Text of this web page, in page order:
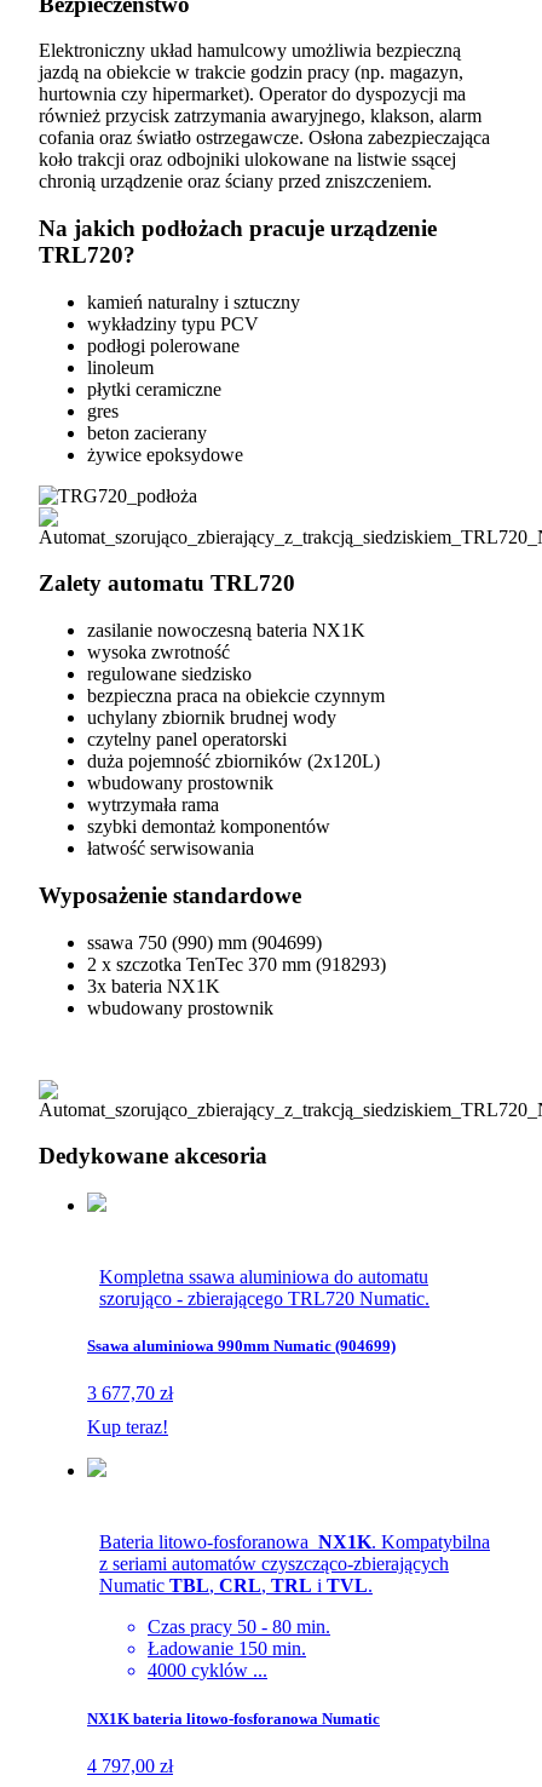
Elektroniczny układ hamulcowy umożliwia bezpieczną
jazdą na obiekcie w trakcie godzin pracy (np. magazyn,
hurtownia czy hipermarket). Operator do dyspozycji ma
również przycisk zatrzymania awaryjnego, klakson, alarm
cofania oraz światło ostrzegawcze. Osłona zabezpieczająca
koło trakcji oraz odbojniki ulokowane na listwie ssącej
chronią urządzenie oraz ściany przed zniszczeniem.
Na jakich podłożach pracuje urządzenie
TRL720?
kamień naturalny i sztuczny
wykładziny typu PCV
podłogi polerowane
linoleum
płytki ceramiczne
gres
beton zacierany
żywice epoksydowe
Zalety automatu TRL720
zasilanie nowoczesną bateria NX1K
wysoka zwrotność
regulowane siedzisko
bezpieczna praca na obiekcie czynnym
uchylany zbiornik brudnej wody
czytelny panel operatorski
duża pojemność zbiorników (2x120L)
wbudowany prostownik
wytrzymała rama
szybki demontaż komponentów
łatwość serwisowania
Wyposażenie standardowe
ssawa 750 (990) mm (904699)
2 x szczotka TenTec 370 mm (918293)
3x bateria NX1K
wbudowany prostownik
Dedykowane akcesoria
Kompletna ssawa aluminiowa do automatu
szorująco - zbierającego TRL720 Numatic.
Ssawa aluminiowa 990mm Numatic (904699)
3 677,70 zł
Kup teraz!
Bateria litowo-fosforanowa NX1K. Kompatybilna
z seriami automatów czyszcząco-zbierających
Numatic TBL, CRL, TRL i TVL.
Czas pracy 50 - 80 min.
Ładowanie 150 min.
4000 cyklów ...
NX1K bateria litowo-fosforanowa Numatic
4 797,00 zł